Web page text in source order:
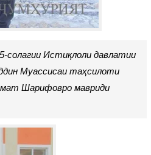
солагии Истиқлоли давлатии
Муассисаи таҳсилоти
Шарифовро мавриди